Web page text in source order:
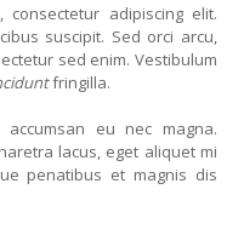
adipiscing elit.
suscipit. Sed orci arcu,
sed enim. Vestibulum
fringilla.
eu nec magna.
lacus, eget aliquet mi
penatibus et magnis dis